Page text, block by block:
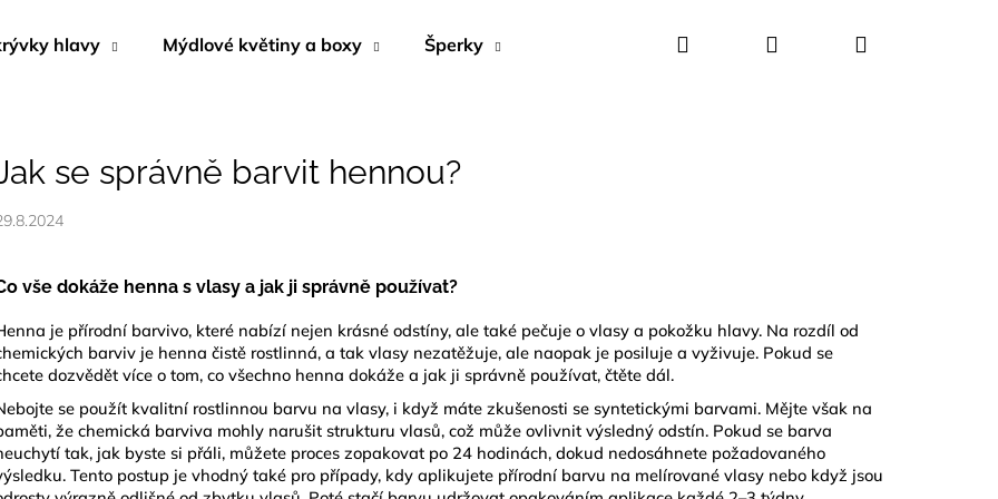
hlavy Mýdlové květiny a boxy Šperky Dekorace Dárkové sady
Hledat PřihlášeníNákupní
se správně barvit hennou?
vše dokáže henna s vlasy a jak ji správně používat?
je přírodní barvivo, které nabízí nejen krásné odstíny, ale také pečuje o vlasy a pokožku hlavy. Na rozdíl od
barviv je henna čistě rostlinná, a tak vlasy nezatěžuje, ale naopak je posiluje a vyživuje. Pokud se
dozvědět více o tom, co všechno henna dokáže a jak ji správně používat, čtěte dál.
se použít kvalitní rostlinnou barvu na vlasy, i když máte zkušenosti se syntetickými barvami. Mějte však na
že chemická barviva mohly narušit strukturu vlasů, což může ovlivnit výsledný odstín. Pokud se barva
tak, jak byste si přáli, můžete proces zopakovat po 24 hodinách, dokud nedosáhnete požadovaného
Tento postup je vhodný také pro případy, kdy aplikujete přírodní barvu na melírované vlasy nebo když jsou
Doporučujeme
Z MUŠLE ABALONA
MÝDLOVÁ KYTICE 25 KVĚTŮ